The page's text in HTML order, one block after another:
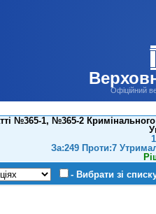
Офіційний
№365-1, №365-2
За:249 Проти:7
- Вибрати зі